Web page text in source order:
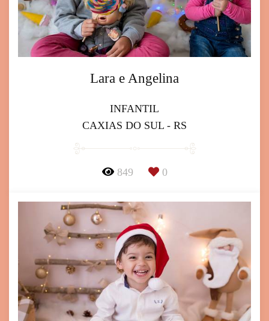
Lara e Angelina
INFANTIL
CAXIAS DO SUL - RS
849 0